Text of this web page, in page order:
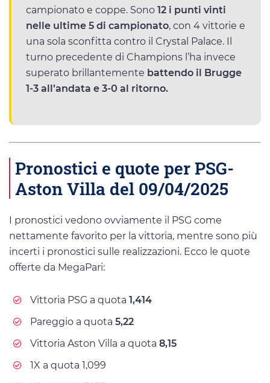
campionato e coppe. Sono 12 i punti vinti
nelle ultime 5 di campionato, con 4 vittorie e
una sola sconfitta contro il Crystal Palace. Il
turno precedente di Champions l’ha invece
superato brillantemente battendo il Brugge
1-3 all’andata e 3-0 al ritorno.
Pronostici e quote per PSG-
Aston Villa del 09/04/2025
I pronostici vedono ovviamente il PSG come
nettamente favorito per la vittoria, mentre sono più
incerti i pronostici sulle realizzazioni. Ecco le quote
offerte da MegaPari:
Vittoria PSG a quota 1,414
Pareggio a quota 5,22
Vittoria Aston Villa a quota 8,15
1X a quota 1,099